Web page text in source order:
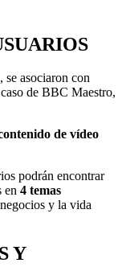
asociaron con
de BBC Maestro,
de vídeo
podrán encontrar
en 4 temas
y la vida
Y